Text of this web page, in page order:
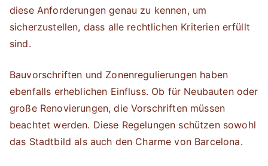
diese Anforderungen genau zu kennen, um
sicherzustellen, dass alle rechtlichen Kriterien erfüllt
sind.
Bauvorschriften und Zonenregulierungen haben
ebenfalls erheblichen Einfluss. Ob für Neubauten oder
große Renovierungen, die Vorschriften müssen
beachtet werden. Diese Regelungen schützen sowohl
das Stadtbild als auch den Charme von Barcelona.